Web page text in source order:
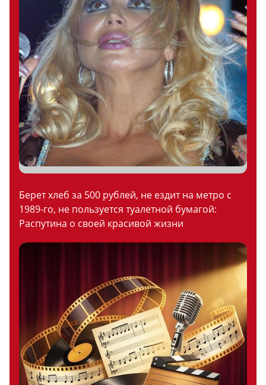
Берет хлеб за 500 рублей, не ездит на метро с
1989-го, не пользуется туалетной бумагой:
Распутина о своей красивой жизни